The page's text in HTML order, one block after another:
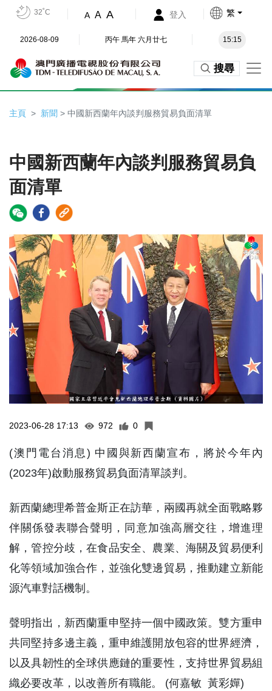
32˚C A A A 登入 繁
2026-08-09 丙午 馬年 六月廿七 15:15
搜尋
主頁 新聞 > 中國新西蘭年內談判服務貿易負面清單
中國新西蘭年內談判服務貿易負
面清單
2023-06-28 17:13 972 0
(澳門電台消息) 中國與新西蘭宣布，將於今年內
(2023年)啟動服務貿易負面清單談判。
新西蘭總理希普金斯正在訪華，兩國再就全面戰略夥
伴關係發表聯合聲明，同意加強高層交往，增進理
解，管控分歧，在食品安全、農業、海關及貿易便利
化等領域加強合作，並強化雙邊貿易，推動建立新能
源汽車對話機制。
聲明指出，新西蘭重申堅持一個中國政策。雙方重申
共同堅持多邊主義，重申維護開放包容的世界經濟，
以及具韌性的全球供應鏈的重要性，支持世界貿易組
織必要改革，以改善所有職能。 (何嘉敏 黃彩嬋)